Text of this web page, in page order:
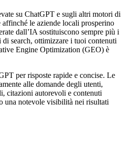
su ChatGPT e sugli altri motori di
affinché le aziende locali prosperino
dall’IA sostituiscono sempre più i
search, ottimizzare i tuoi contenuti
Engine Optimization (GEO) è
per risposte rapide e concise. Le
alle domande degli utenti,
citazioni autorevoli e contenuti
una notevole visibilità nei risultati